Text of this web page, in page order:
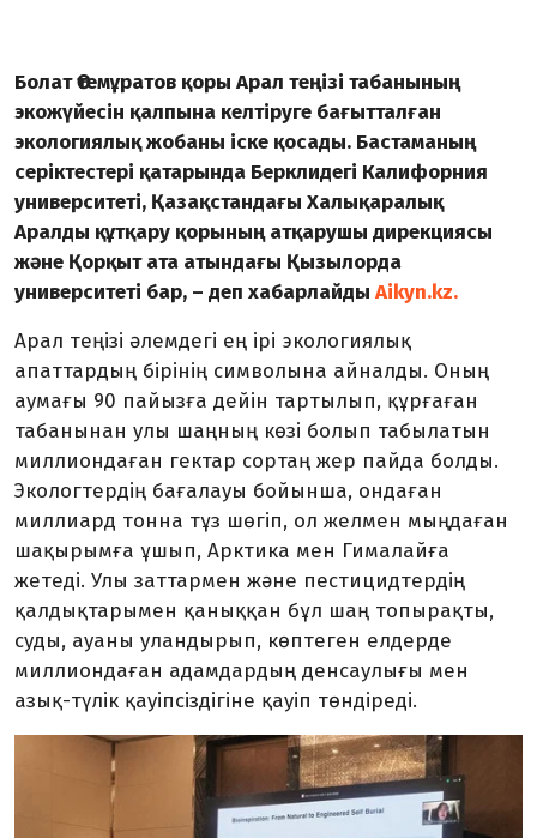
Болат Өтемұратов қоры Арал теңізі табанының
экожүйесін қалпына келтіруге бағытталған
экологиялық жобаны іске қосады. Бастаманың
серіктестері қатарында Берклидегі Калифорния
университеті, Қазақстандағы Халықаралық
Аралды құтқару қорының атқарушы дирекциясы
және Қорқыт ата атындағы Қызылорда
университеті бар, – деп хабарлайды Aikyn.kz.
Арал теңізі әлемдегі ең ірі экологиялық
апаттардың бірінің символына айналды. Оның
аумағы 90 пайызға дейін тартылып, құрғаған
табанынан улы шаңның көзі болып табылатын
миллиондаған гектар сортаң жер пайда болды.
Экологтердің бағалауы бойынша, ондаған
миллиард тонна тұз шөгіп, ол желмен мыңдаған
шақырымға ұшып, Арктика мен Гималайға
жетеді. Улы заттармен және пестицидтердің
қалдықтарымен қаныққан бұл шаң топырақты,
суды, ауаны уландырып, көптеген елдерде
миллиондаған адамдардың денсаулығы мен
азық-түлік қауіпсіздігіне қауіп төндіреді.